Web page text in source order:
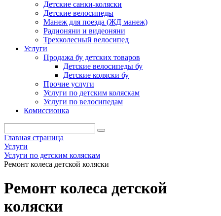
Детские санки-коляски
Детские велосипеды
Манеж для поезда (ЖД манеж)
Радионяни и видеоняни
Трехколесный велосипед
Услуги
Продажа бу детских товаров
Детские велосипеды бу
Детские коляски бу
Прочие услуги
Услуги по детским коляскам
Услуги по велосипедам
Комиссионка
Главная страница
Услуги
Услуги по детским коляскам
Ремонт колеса детской коляски
Ремонт колеса детской
коляски